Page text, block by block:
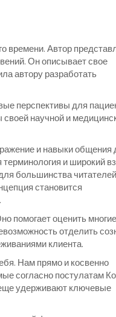
времени. Автор
Он описывает свое
автору разработать
перспективы для
научной и
и навыки общения
и широкий
большинства
становится
помогает оценить многие
отделить
клиента.
Нам прямо и косвенно
согласно постулатам
удерживают ключевые